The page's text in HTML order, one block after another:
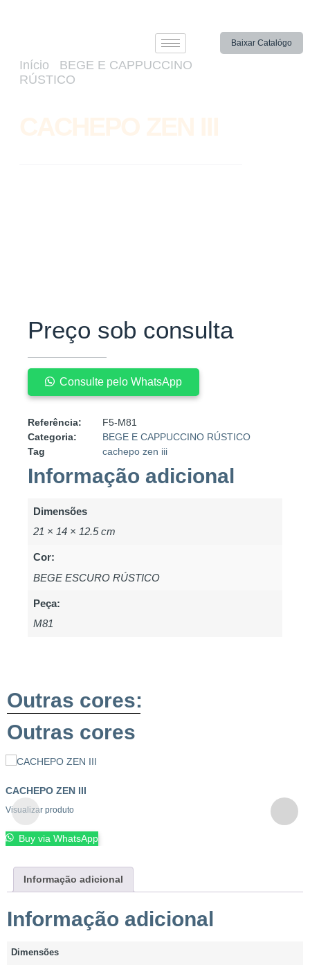
Baixar Catalógo
Início
BEGE E CAPPUCCINO
RÚSTICO
Preço sob consulta
Consulte pelo WhatsApp
Referência:
F5-M81
Categoria:
BEGE E CAPPUCCINO RÚSTICO
Tag
cachepo zen iii
Informação adicional
Dimensões
21 × 14 × 12.5 cm
Cor:
BEGE ESCURO RÚSTICO
Peça:
M81
Outras cores:
Outras cores
CACHEPO ZEN III
Visualizar produto
Buy via WhatsApp
Informação adicional
Informação adicional
Dimensões